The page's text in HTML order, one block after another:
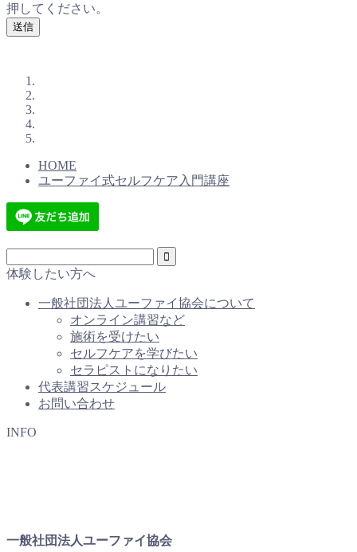
押してください。
HOME
ユーファイ式セルフケア入門講座
体験したい方へ
一般社団法人ユーファイ協会について
オンライン講習など
施術を受けたい
セルフケアを学びたい
セラピストになりたい
代表講習スケジュール
お問い合わせ
INFO
一般社団法人ユーファイ協会